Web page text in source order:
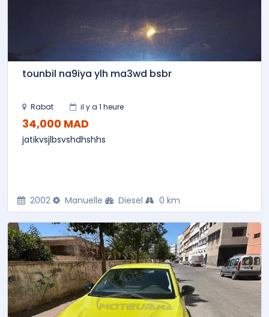
tounbil na9iya ylh ma3wd bsbr
Rabat il y a 1 heure
34,000 MAD
jatikvsjlbsvshdhshhs
2002 Manuelle Diesel 0 km